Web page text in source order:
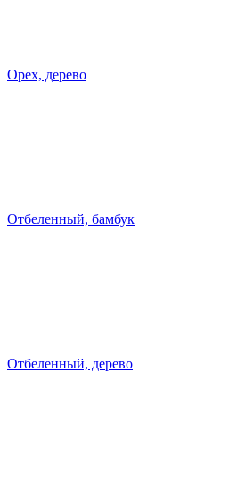
Орех, дерево
Отбеленный, бамбук
Отбеленный, дерево